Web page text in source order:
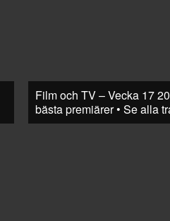
Film och TV – Vecka 17
bästa premiärer • Se alla